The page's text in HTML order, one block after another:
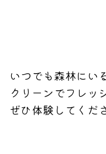
いつでも森林にい
クリーンでフレッ
ぜひ体験してくだ